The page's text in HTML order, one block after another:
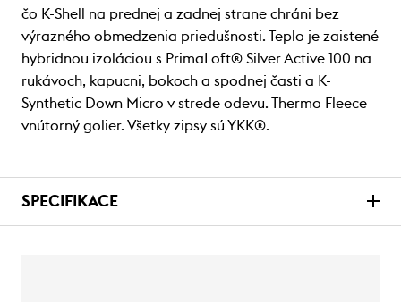
čo K-Shell na prednej a zadnej strane chráni bez
výrazného obmedzenia priedušnosti. Teplo je zaistené
hybridnou izoláciou s PrimaLoft® Silver Active 100 na
rukávoch, kapucni, bokoch a spodnej časti a K-
Synthetic Down Micro v strede odevu. Thermo Fleece
vnútorný golier. Všetky zipsy sú YKK®.
SPECIFIKACE